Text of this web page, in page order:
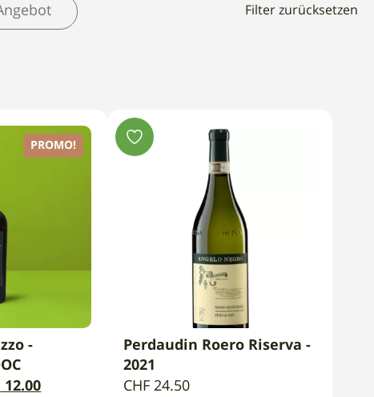
Filter zurücksetzen
PROMO!
-
12.00Der
IN DEN WARENKORB
Perdaudin Roero Riserva -
2021
CHF 24.50